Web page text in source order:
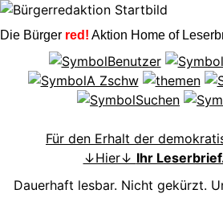
Die Bürger red! Aktion Home of
Für den Erhalt der
↓Hier↓ Ihr
Dauerhaft lesbar. Nicht gekürzt.